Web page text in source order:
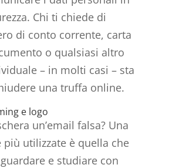
Chi ti chiede di
di conto corrente, carta
o qualsiasi altro
– in molti casi – sta
una truffa online.
e logo
un’email falsa? Una
più utilizzate è quella che
e studiare con